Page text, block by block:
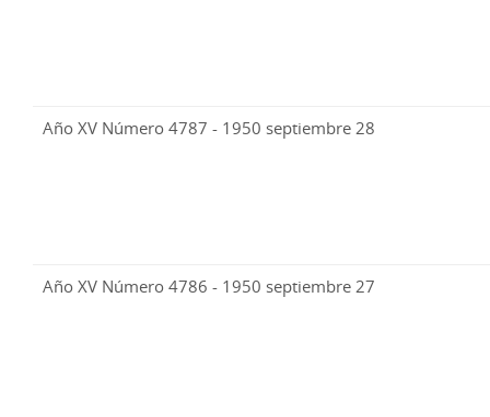
Año XV Número 4787 - 1950 septiembre 28
Año XV Número 4786 - 1950 septiembre 27